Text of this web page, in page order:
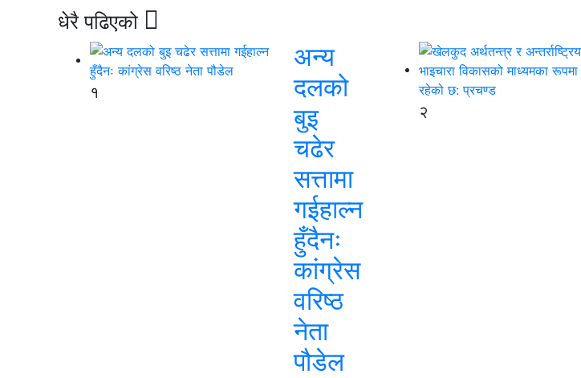
धेरै पढिएको
१
अन्य
दलको
बुइ
चढेर
सत्तामा
गईहाल्न
हुँदैनः
कांग्रेस
वरिष्ठ
नेता
पौडेल
२